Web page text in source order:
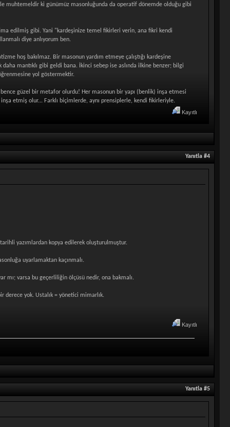
muhtemeldir ki günümüz masonluğunda da operatif dönemde olduğu gibi
edilmiş gibi. Yani "kardeşinize temel fikirleri verin, ana fikri kendi
diye anlıyorum ben.
hoş bakılmaz. Bir masonun yardım etmeye çalıştığı kardeşine
mantıklı gibi geldi bana. İkinci sebep ise aslında ilkine benzer; bilgi
yol göstermektir.
güzel bir metafor olurdu! Her masonun bir yapı (benlik) inşa etmesi
etmiş olur... Farklı biçimlerde, aynı prensiplerle, kendi fikirleriyle.
Kayıtlı
Yanıtla #4
yazımlardan kopya edilerek oluşturulmuştur.
uyarlamaktan kaçınmalı.
mı; varsa bu geçerliliğin ölçüsü nedir, ona bakmalı.
derece yok. Ustalık = yönetici mimarlık.
Kayıtlı
Yanıtla #5